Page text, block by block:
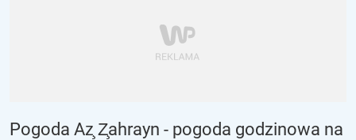
Pogoda Az̧ Z̧ahrayn - pogoda godzinowa na